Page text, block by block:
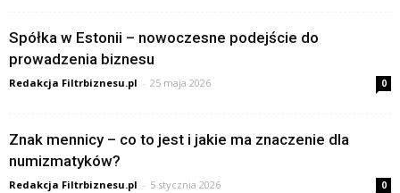
Spółka w Estonii – nowoczesne podejście do
prowadzenia biznesu
Redakcja Filtrbiznesu.pl - 25 maja 2026 0
Znak mennicy – co to jest i jakie ma znaczenie dla
numizmatyków?
Redakcja Filtrbiznesu.pl - 5 stycznia 2026 0